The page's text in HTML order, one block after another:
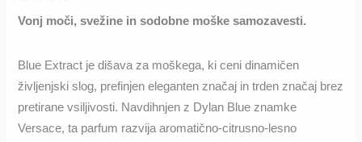
Vonj moči, svežine in sodobne moške samozavesti.
Blue Extract je dišava za moškega, ki ceni dinamičen
življenjski slog, prefinjen eleganten značaj in trden značaj brez
pretirane vsiljivosti. Navdihnjen z Dylan Blue znamke
Versace, ta parfum razvija aromatično-citrusno-lesno